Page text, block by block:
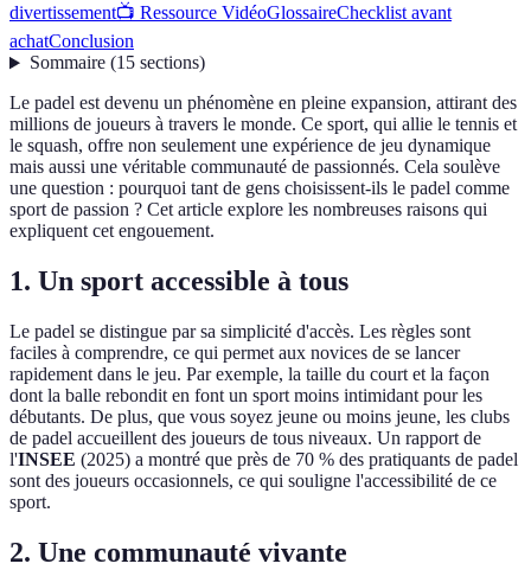
divertissement📺 Ressource VidéoGlossaireChecklist avant
achatConclusion
Sommaire(15 sections)
Le padel est devenu un phénomène en pleine expansion, attirant des
millions de joueurs à travers le monde. Ce sport, qui allie le tennis et
le squash, offre non seulement une expérience de jeu dynamique
mais aussi une véritable communauté de passionnés. Cela soulève
une question : pourquoi tant de gens choisissent-ils le padel comme
sport de passion ? Cet article explore les nombreuses raisons qui
expliquent cet engouement.
1. Un sport accessible à tous
Le padel se distingue par sa simplicité d'accès. Les règles sont
faciles à comprendre, ce qui permet aux novices de se lancer
rapidement dans le jeu. Par exemple, la taille du court et la façon
dont la balle rebondit en font un sport moins intimidant pour les
débutants. De plus, que vous soyez jeune ou moins jeune, les clubs
de padel accueillent des joueurs de tous niveaux. Un rapport de
l'INSEE (2025) a montré que près de 70 % des pratiquants de padel
sont des joueurs occasionnels, ce qui souligne l'accessibilité de ce
sport.
2. Une communauté vivante